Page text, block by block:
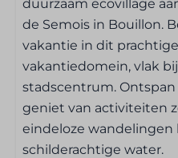
Brood, pistolets en
Slaapkamer
Beddengoed
Televisie in de kamer
duurzaam ecovillage
de Semois in Bouillon.
vakantie in dit
vakantiedomein, vlak
stadscentrum.
geniet van activiteiten
eindeloze wandelingen
schilderachtige water.